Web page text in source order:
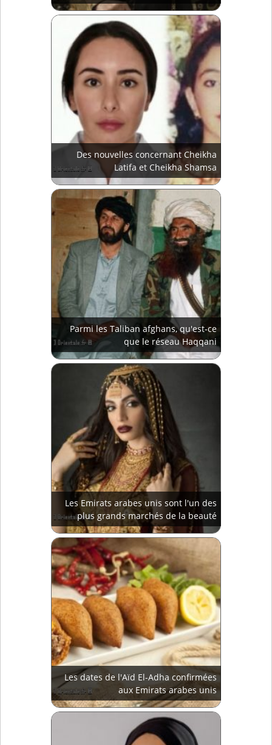
Des nouvelles concernant Cheikha
Latifa et Cheikha Shamsa
Parmi les Taliban afghans, qu'est-ce
que le réseau Haqqani
Les Emirats arabes unis sont l'un des
plus grands marchés de la beauté
Les dates de l'Aïd El-Adha confirmées
aux Emirats arabes unis